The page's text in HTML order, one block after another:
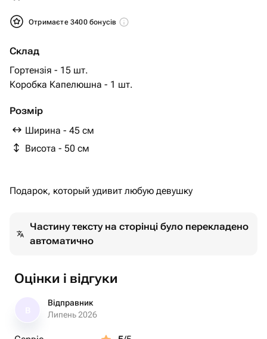
Отримаєте 3400 бонусів
Склад
Гортензія - 15 шт.
Коробка Капелюшна - 1 шт.
Розмір
Ширина - 45 см
Висота - 50 см
Подарок, который удивит любую девушку
Частину тексту на сторінці було перекладено
автоматично
Оцінки і відгуки
Відправник
Липень 2026